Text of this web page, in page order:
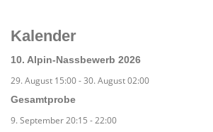
Kalender
10. Alpin-Nassbewerb 2026
29. August 15:00-30. August 02:00
Gesamtprobe
9. September 20:15 -22:00